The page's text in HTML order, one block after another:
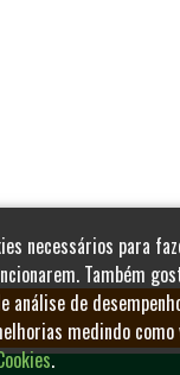
necessários para
Também
análise de
medindo como
.